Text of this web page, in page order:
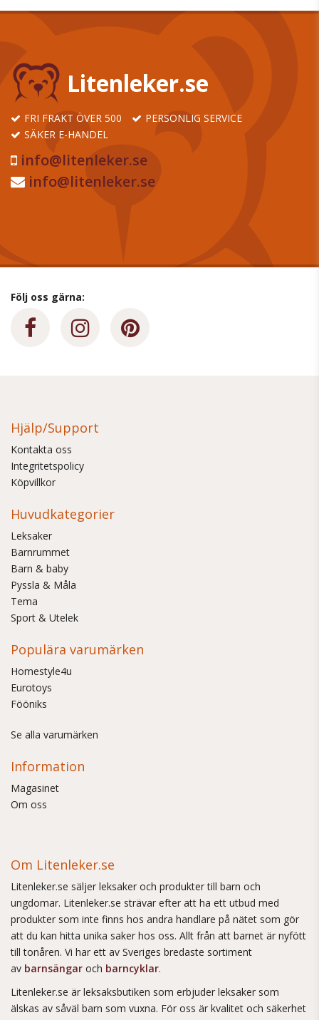
Litenleker.se
FRI FRAKT ÖVER 500
PERSONLIG SERVICE
SÄKER E-HANDEL
info@litenleker.se
info@litenleker.se
Följ oss gärna:
Hjälp/Support
Kontakta oss
Integritetspolicy
Köpvillkor
Huvudkategorier
Leksaker
Barnrummet
Barn & baby
Pyssla & Måla
Tema
Sport & Utelek
Populära varumärken
Homestyle4u
Eurotoys
Fööniks
Se alla varumärken
Information
Magasinet
Om oss
Om Litenleker.se
Litenleker.se säljer leksaker och produkter till barn och
ungdomar. Litenleker.se strävar efter att ha ett utbud med
produkter som inte finns hos andra handlare på nätet som gör
att du kan hitta unika saker hos oss. Allt från att barnet är nyfött
till tonåren. Vi har ett av Sveriges bredaste sortiment
av barnsängar och barncyklar.
Litenleker.se är leksaksbutiken som erbjuder leksaker som
älskas av såväl barn som vuxna. För oss är kvalitet och säkerhet